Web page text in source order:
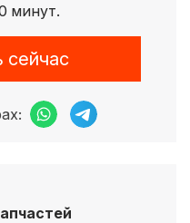
минут.
сейчас